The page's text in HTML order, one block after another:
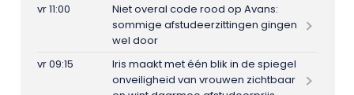
vr 11:00
Niet overal code rood op Avans:
sommige afstudeerzittingen gingen
wel door
vr 09:15
Iris maakt met één blik in de spiegel
onveiligheid van vrouwen zichtbaar